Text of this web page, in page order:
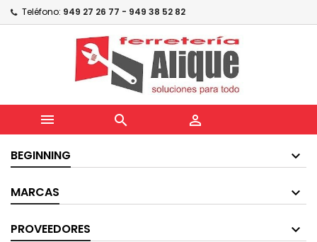
Teléfono: 949 27 26 77 - 949 38 52 82
  
BEGINNING
MARCAS
PROVEEDORES